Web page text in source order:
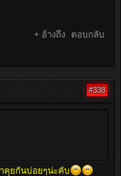
+ อ้างถึง ตอบกลับ
#338
คุยกันบ่อยๆน่ะคับ